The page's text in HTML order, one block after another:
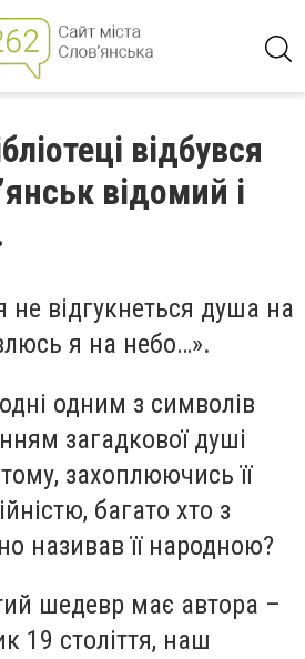
відбувся
відомий і
не відгукнеться душа на
я на небо…».
одним з символів
загадкової душі
захоплюючись її
багато хто з
називав її народною?
шедевр має автора –
19 століття, наш